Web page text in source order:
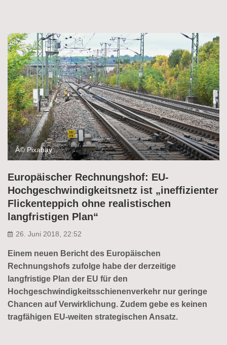
Â© Pixabay
Europäischer Rechnungshof: EU-
Hochgeschwindigkeitsnetz ist „ineffizienter
Flickenteppich ohne realistischen
langfristigen Plan“
26. Juni 2018, 22:52
Einem neuen Bericht des Europäischen
Rechnungshofs zufolge habe der derzeitige
langfristige Plan der EU für den
Hochgeschwindigkeitsschienenverkehr nur geringe
Chancen auf Verwirklichung. Zudem gebe es keinen
tragfähigen EU-weiten strategischen Ansatz.